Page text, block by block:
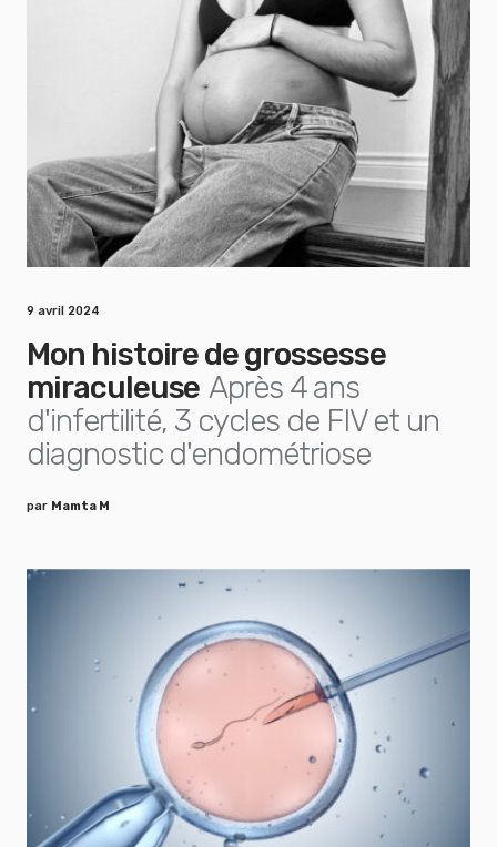
9 avril 2024
Mon histoire de grossesse
miraculeuse Après 4 ans
d'infertilité, 3 cycles de FIV et un
diagnostic d'endométriose
par Mamta M